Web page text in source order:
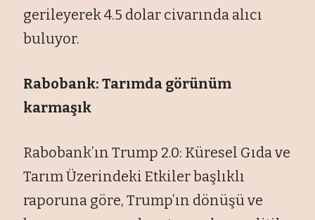
gerileyerek 4.5 dolar civarında alıcı
buluyor.
Rabobank: Tarımda görünüm
karmaşık
Rabobank’ın Trump 2.0: Küresel Gıda ve
Tarım Üzerindeki Etkiler başlıklı
raporuna göre, Trump’ın dönüşü ve